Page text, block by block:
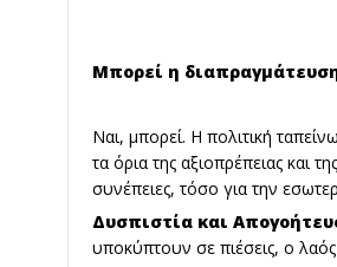
Μπορεί η
Ναι, μπορεί. Η πολιτική
τα όρια της αξιοπρέπειας και
συνέπειες, τόσο για την
Δυσπιστία και
υποκύπτουν σε πιέσεις, ο